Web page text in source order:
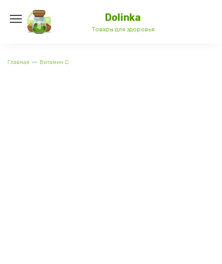
содержанию
Dolinka
Товары для здоровья
Главная Витамин C